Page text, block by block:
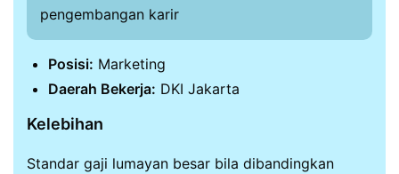
pengembangan karir
Posisi: Marketing
Daerah Bekerja: DKI Jakarta
Kelebihan
Standar gaji lumayan besar bila dibandingkan